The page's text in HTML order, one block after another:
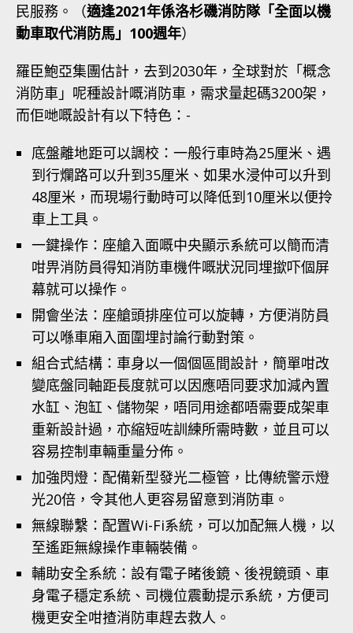
民服務。（適逢2021年係洛杉磯消防隊「全面以機
動車取代消防馬」100週年）
羅臣鮑亞集團估計，去到2030年，全球對於「概念
消防車」呢種設計嘅消防車，需求量起碼3200架，
而佢哋嘅設計有以下特色：-
底盤離地距可以調校：一般行車時為25厘米、遇
到行爛路可以升到35厘米、如果水浸仲可以升到
48厘米，而現場行動時可以降低到10厘米以便拎
車上工具。
一鍵操作：座艙入面嘅中央顯示系統可以簡而清
咁畀消防員得知消防車機件嘅狀況同埋撳吓個屏
幕就可以操作。
開會坐法：座艙頭排座位可以旋轉，方便消防員
可以喺車廂入面圍埋討論行動對策。
組合式結構：車身以一個個區間設計，簡單咁改
變底盤同軸距長度就可以因應唔同要求加減內置
水缸、泡缸、儲物架，唔同用途都唔需要成架車
重新設計過，亦縮短咗訓練所需時數，並且可以
容易控制車輛重量分佈。
加強閃燈：配備新型發光二極管，比傳統警示燈
光20倍，令其他人更容易留意到消防車。
無線聯繫：配置Wi-Fi系統，可以加配無人機，以
至遙距無線操作車輛裝備。
輔助安全系統：設有電子睹後鏡、後視鏡頭、車
身電子穩定系統、司機位震動提示系統，方便司
機更安全咁揸消防車趕去救人。